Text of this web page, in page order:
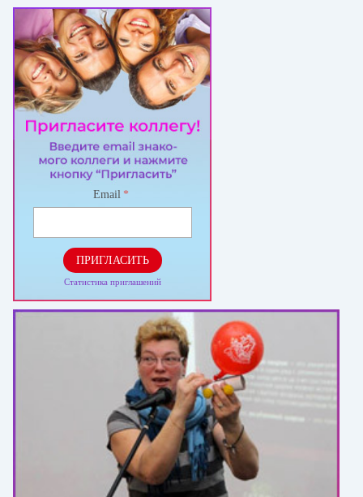
Email *
ПРИГЛАСИТЬ
Статистика приглашений